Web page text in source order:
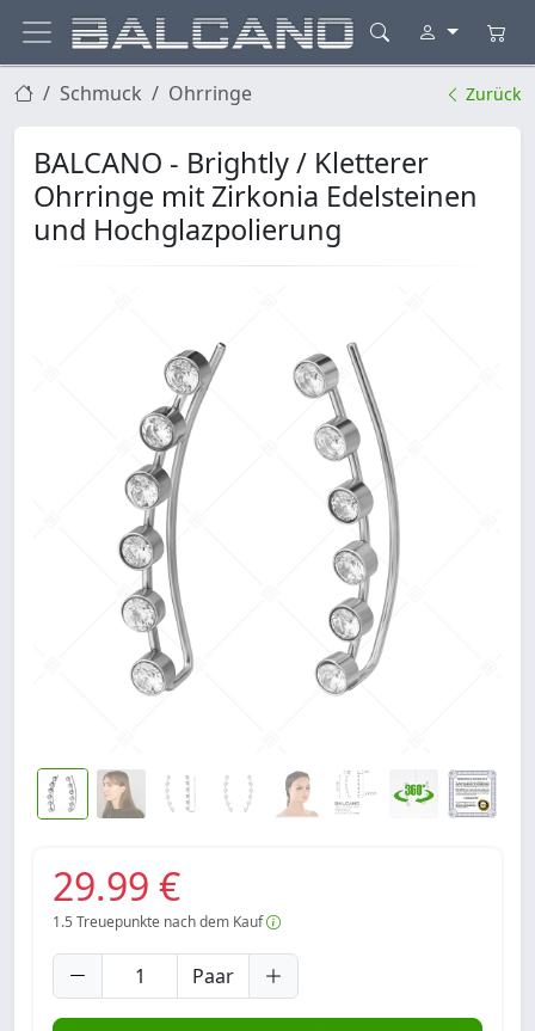
Schmuck Ohrringe Zurück
BALCANO - Brightly / Kletterer
Ohrringe mit Zirkonia Edelsteinen
und Hochglazpolierung
29.99 €
1.5 Treuepunkte nach dem Kauf
Paar